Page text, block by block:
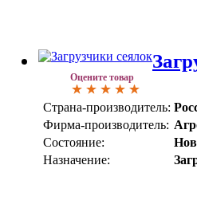
Оцените товар
Страна-производитель:
Фирма-производитель:
Состояние:
Назначение: